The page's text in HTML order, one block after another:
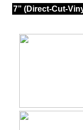
7” (Direct-Cut-